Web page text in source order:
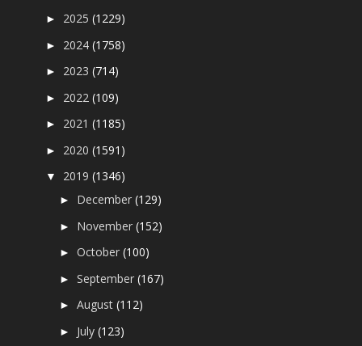
► 2025(1229)
► 2024(1758)
► 2023(714)
► 2022(109)
► 2021(1185)
► 2020(1591)
▼ 2019(1346)
► December(129)
► November(152)
►October(100)
►September(167)
►August(112)
► July(123)